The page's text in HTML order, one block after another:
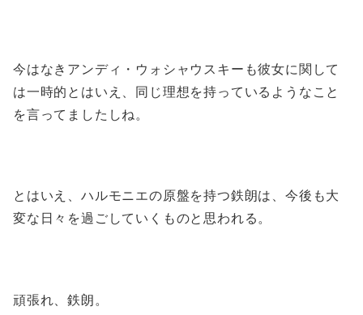
今はなきアンディ・ウォシャウスキーも彼女に関して
は一時的とはいえ、同じ理想を持っているようなこと
を言ってましたしね。
とはいえ、ハルモニエの原盤を持つ鉄朗は、今後も大
変な日々を過ごしていくものと思われる。
頑張れ、鉄朗。